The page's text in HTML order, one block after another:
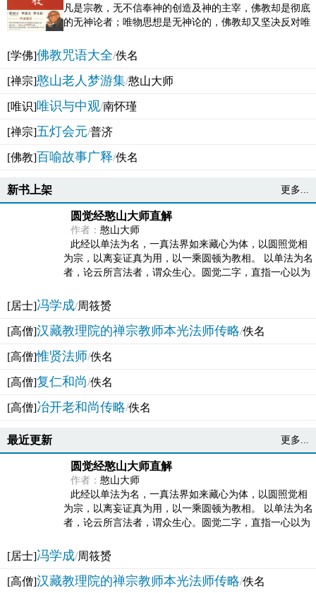
凡是宗教，无不信奉神的创造及神的主宰，佛教却是彻底
的无神论者；唯物思想是无神论的，佛教却又坚决反对唯
[学佛]佛教咒语大全/佚名
[禅宗]憨山老人梦游集/憨山大师
[唯识]唯识与中观/南怀瑾
[禅宗]五灯会元/普济
[佛教]百喻故事广释/佚名
新书上架 更多...
圆觉经憨山大师直解
作者： 憨山大师
此经以单法为名，一真法界如来藏心为体，以圆照觉相
为宗，以离妄证真为用，以一乘圆顿为教相。 以单法为名
者，论云所言法者，谓众生心。圆觉二字，直指一心以为
[居士]冯学成/周筱赟
[高僧]汉藏教理院的禅宗教师本光法师传略/佚名
[高僧]惟贤法师/佚名
[高僧]复仁和尚/佚名
[高僧]冶开老和尚传略/佚名
最近更新 更多...
圆觉经憨山大师直解
作者： 憨山大师
此经以单法为名，一真法界如来藏心为体，以圆照觉相
为宗，以离妄证真为用，以一乘圆顿为教相。 以单法为名
者，论云所言法者，谓众生心。圆觉二字，直指一心以为
[居士]冯学成/周筱赟
[高僧]汉藏教理院的禅宗教师本光法师传略/佚名